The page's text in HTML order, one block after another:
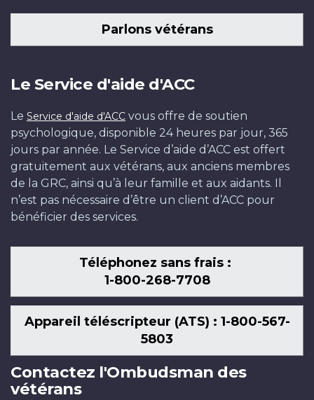
Parlons vétérans
Le Service d'aide d'ACC
Le Service d'aide d'ACC vous offre de soutien
psychologique, disponible 24 heures par jour, 365
jours par année. Le Service d’aide d’ACC est offert
gratuitement aux vétérans, aux anciens membres
de la GRC, ainsi qu’à leur famille et aux aidants. Il
n’est pas nécessaire d’être un client d’ACC pour
bénéficier des services.
Téléphonez sans frais :
1-800-268-7708
Appareil téléscripteur (ATS) : 1-800-567-
5803
Contactez l'Ombudsman des
vétérans